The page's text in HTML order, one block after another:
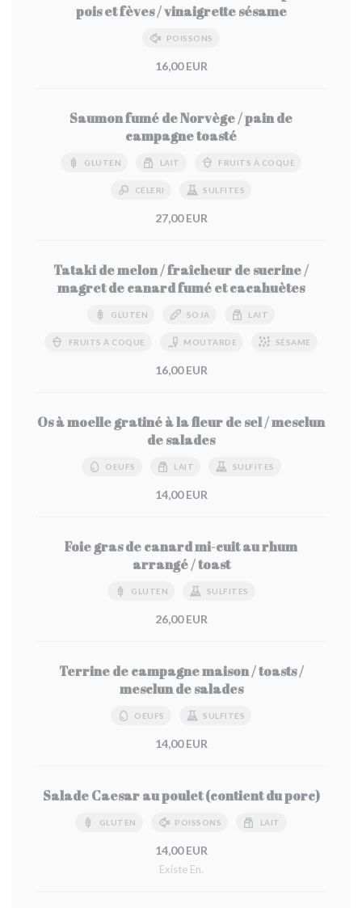
pois et fèves / vinaigrette sésame
POISSONS
16,00 EUR
Saumon fumé de Norvège / pain de
campagne toasté
GLUTEN LAIT FRUITS À COQUE
CÉLERI SULFITES
27,00 EUR
Tataki de melon / fraîcheur de sucrine /
magret de canard fumé et cacahuètes
GLUTEN SOJA LAIT
FRUITS À COQUE MOUTARDE SÉSAME
16,00 EUR
Os à moelle gratiné à la fleur de sel / mesclun
de salades
OEUFS LAIT SULFITES
14,00 EUR
Foie gras de canard mi-cuit au rhum
arrangé / toast
GLUTEN SULFITES
26,00 EUR
Terrine de campagne maison / toasts /
mesclun de salades
OEUFS SULFITES
14,00 EUR
Salade Caesar au poulet (contient du porc)
GLUTEN POISSONS LAIT
14,00 EUR
Existe En.